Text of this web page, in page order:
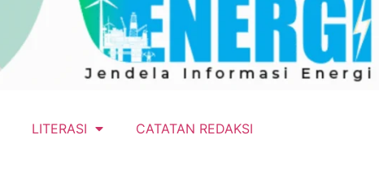
LITERASI CATATAN REDAKSI